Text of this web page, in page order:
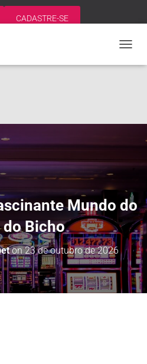
CADASTRE-SE
L
A
Ç
O
Mundo do
Bicho
on23 de outubro de 2026